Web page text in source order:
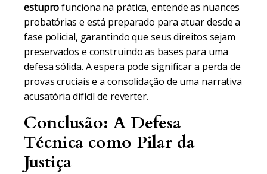
estuprofunciona na prática, entende as nuances
probatórias e está preparado para atuar desde a
fase policial, garantindo que seus direitos sejam
preservados e construindo as bases para uma
defesa sólida. A espera pode significar a perda de
provas cruciais e a consolidação de uma narrativa
acusatória difícil de reverter.
Conclusão: A Defesa
Técnica como Pilar da
Justiça